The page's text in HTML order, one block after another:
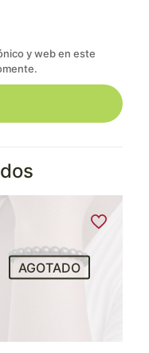
y web en este
AGOTADO